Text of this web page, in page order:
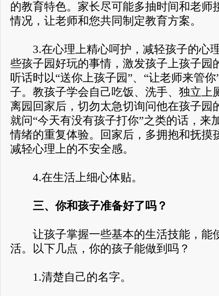
的教育特色。家长尽可能多抽时间和老师
情况，让老师和您共同制定教育方案。
3.在心理上精心呵护，减轻孩子的心
些孩子园好玩的事情，激发孩子上孩子园
听话时以“送你上孩子园”、“让老师来管
子。教孩子学会自己吃饭、洗手、独立上
离园回家后，切勿太急切询问他在孩子园
就问“今天有没有孩子打你”之类的话，来
情绪的重复体验。回家后，多拥抱和抚摸
减轻心理上的不安全感。
4.在生活上细心体贴。
三、你和孩子准备好了吗？
让孩子掌握一些基本的生活技能，能
活。以下几点，你的孩子能做到吗？
1.清楚自己的名字。